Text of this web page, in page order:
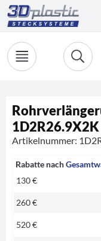
1D2R26.9X2K
Artikelnummer:
Rabatte nach
130 €
260 €
520 €